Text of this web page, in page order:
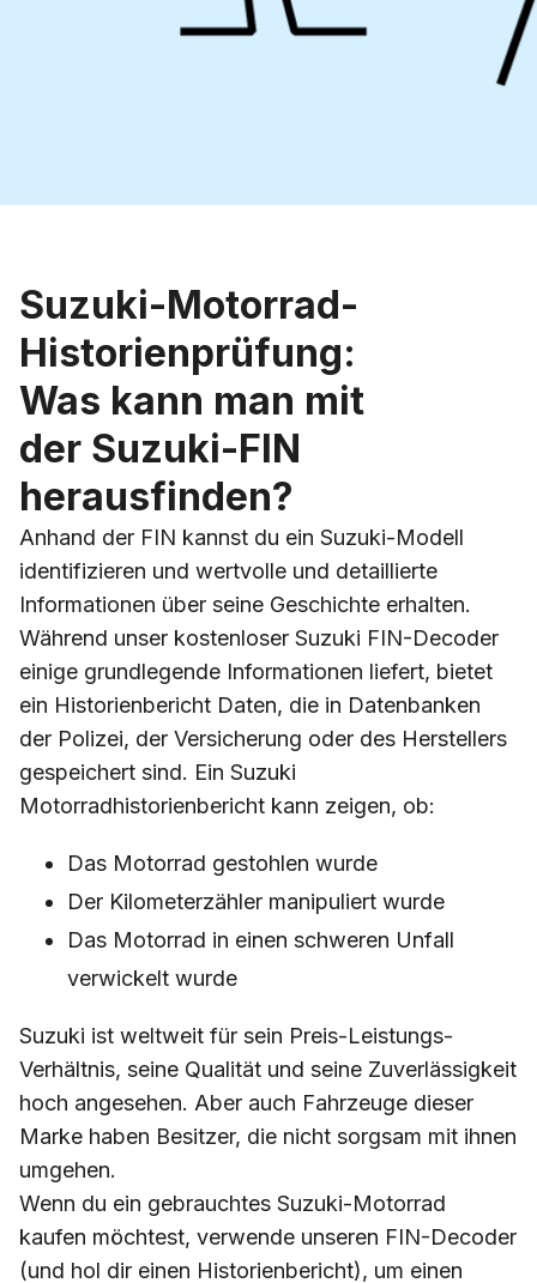
Suzuki-Motorrad-
Historienprüfung:
Was kann man mit
der Suzuki-FIN
herausfinden?
Anhand der FIN kannst du ein Suzuki-Modell
identifizieren und wertvolle und detaillierte
Informationen über seine Geschichte erhalten.
Während unser kostenloser Suzuki FIN-Decoder
einige grundlegende Informationen liefert, bietet
ein Historienbericht Daten, die in Datenbanken
der Polizei, der Versicherung oder des Herstellers
gespeichert sind. Ein Suzuki
Motorradhistorienbericht kann zeigen, ob:
Das Motorrad gestohlen wurde
Der Kilometerzähler manipuliert wurde
Das Motorrad in einen schweren Unfall
verwickelt wurde
Suzuki ist weltweit für sein Preis-Leistungs-
Verhältnis, seine Qualität und seine Zuverlässigkeit
hoch angesehen. Aber auch Fahrzeuge dieser
Marke haben Besitzer, die nicht sorgsam mit ihnen
umgehen.
Wenn du ein gebrauchtes Suzuki-Motorrad
kaufen möchtest, verwende unseren FIN-Decoder
(und hol dir einen Historienbericht), um einen